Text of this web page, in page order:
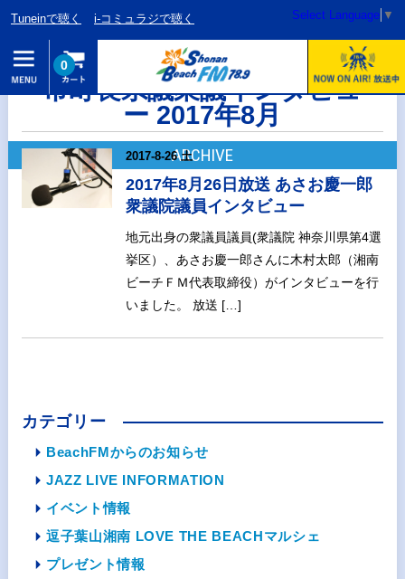
Tuneinで聴く i-コミュラジで聴く Select Language ▼
0
市町長県議衆議インタビュ
ー 2017年8月
ARCHIVE
2017-8-26 土
2017年8月26日放送 あさお慶一郎
衆議院議員インタビュー
地元出身の衆議員議員(衆議院 神奈川県第4選
挙区）、あさお慶一郎さんに木村太郎（湘南
ビーチＦＭ代表取締役）がインタビューを行
いました。 放送 […]
カテゴリー
BeachFMからのお知らせ
JAZZ LIVE INFORMATION
イベント情報
逗子葉山湘南 LOVE THE BEACHマルシェ
プレゼント情報